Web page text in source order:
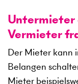
Untermieter
Vermieter
Der Mieter kann
Belangen
Mieter